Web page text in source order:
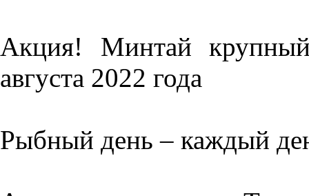
Акция! Минтай
августа 2022 года
Рыбный день – каждый